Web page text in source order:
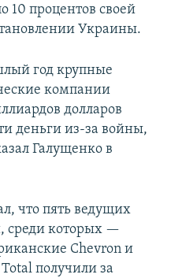
10 процентов своей
Украины.
год крупные
компании
долларов
деньги из-за войны,
Галущенко в
что пять ведущих
среди которых —
Chevron и
получили за